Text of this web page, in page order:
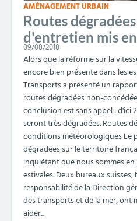
AMÉNAGEMENT URBAIN
Routes
d'entretien mis
09/08/2018
Alors que la réforme sur la
encore bien présente dans les
Transports a présenté un
routes dégradées non-
conclusion est sans appel : d'ici
seront très dégradées. Routes
conditions météorologiques Le
dégradées sur le territoire
inquiétant que nous sommes
estivales. Deux bureaux
responsabilité de la Direction
des transports et de la mer, ont
aider...